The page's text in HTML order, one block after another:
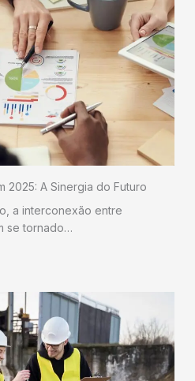
2025: A Sinergia do Futuro
a interconexão entre
se tornado…